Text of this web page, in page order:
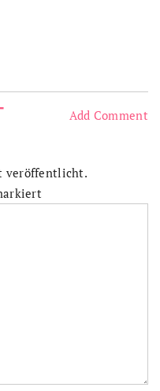
Add Comment
veröffentlicht.